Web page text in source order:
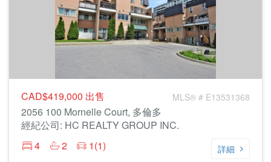
CAD$419,000 出售 MLS® # E13531368
2056 100 Mornelle Court, 多倫多
經紀公司: HC REALTY GROUP INC.
4
2 1(1) 詳細